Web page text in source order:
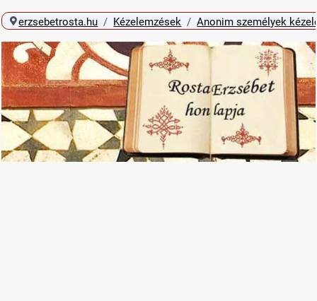
erzsebetrosta.hu Kézelemzések Anonim személyek